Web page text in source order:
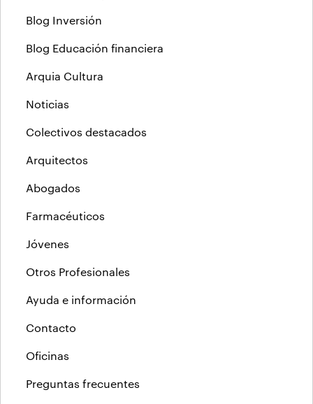
Blog Inversión
Blog Educación financiera
Arquia Cultura
Noticias
Colectivos destacados
Arquitectos
Abogados
Farmacéuticos
Jóvenes
Otros Profesionales
Ayuda e información
Contacto
Oficinas
Preguntas frecuentes